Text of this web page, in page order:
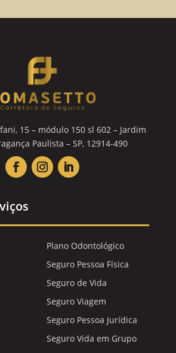
15 – módulo 150 sl 602 – Jardim
Paulista – SP, 12914-490
Plano Odontológico
Seguro Pessoa Física
Seguro de Vida
Seguro Viagem
Seguro Pessoa Jurídica
Seguro Vida em Grupo